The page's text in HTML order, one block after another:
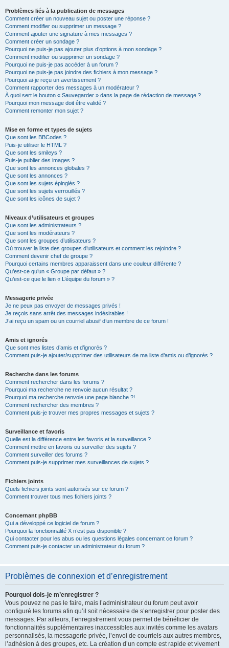
Problèmes liés à la publication de messages
Comment créer un nouveau sujet ou poster une réponse ?
Comment modifier ou supprimer un message ?
Comment ajouter une signature à mes messages ?
Comment créer un sondage ?
Pourquoi ne puis-je pas ajouter plus d’options à mon sondage ?
Comment modifier ou supprimer un sondage ?
Pourquoi ne puis-je pas accéder à un forum ?
Pourquoi ne puis-je pas joindre des fichiers à mon message ?
Pourquoi ai-je reçu un avertissement ?
Comment rapporter des messages à un modérateur ?
À quoi sert le bouton « Sauvegarder » dans la page de rédaction de message ?
Pourquoi mon message doit être validé ?
Comment remonter mon sujet ?
Mise en forme et types de sujets
Que sont les BBCodes ?
Puis-je utiliser le HTML ?
Que sont les smileys ?
Puis-je publier des images ?
Que sont les annonces globales ?
Que sont les annonces ?
Que sont les sujets épinglés ?
Que sont les sujets verrouillés ?
Que sont les icônes de sujet ?
Niveaux d’utilisateurs et groupes
Que sont les administrateurs ?
Que sont les modérateurs ?
Que sont les groupes d’utilisateurs ?
Où trouver la liste des groupes d’utilisateurs et comment les rejoindre ?
Comment devenir chef de groupe ?
Pourquoi certains membres apparaissent dans une couleur différente ?
Qu’est-ce qu’un « Groupe par défaut » ?
Qu’est-ce que le lien « L’équipe du forum » ?
Messagerie privée
Je ne peux pas envoyer de messages privés !
Je reçois sans arrêt des messages indésirables !
J’ai reçu un spam ou un courriel abusif d’un membre de ce forum !
Amis et ignorés
Que sont mes listes d’amis et d’ignorés ?
Comment puis-je ajouter/supprimer des utilisateurs de ma liste d’amis ou d’ignorés ?
Recherche dans les forums
Comment rechercher dans les forums ?
Pourquoi ma recherche ne renvoie aucun résultat ?
Pourquoi ma recherche renvoie une page blanche ?!
Comment rechercher des membres ?
Comment puis-je trouver mes propres messages et sujets ?
Surveillance et favoris
Quelle est la différence entre les favoris et la surveillance ?
Comment mettre en favoris ou surveiller des sujets ?
Comment surveiller des forums ?
Comment puis-je supprimer mes surveillances de sujets ?
Fichiers joints
Quels fichiers joints sont autorisés sur ce forum ?
Comment trouver tous mes fichiers joints ?
Concernant phpBB
Qui a développé ce logiciel de forum ?
Pourquoi la fonctionnalité X n’est pas disponible ?
Qui contacter pour les abus ou les questions légales concernant ce forum ?
Comment puis-je contacter un administrateur du forum ?
Problèmes de connexion et d’enregistrement
Pourquoi dois-je m’enregistrer ?
Vous pouvez ne pas le faire, mais l’administrateur du forum peut avoir
configuré les forums afin qu’il soit nécessaire de s’enregistrer pour poster des
messages. Par ailleurs, l’enregistrement vous permet de bénéficier de
fonctionnalités supplémentaires inaccessibles aux invités comme les avatars
personnalisés, la messagerie privée, l’envoi de courriels aux autres membres,
l’adhésion à des groupes, etc. La création d’un compte est rapide et vivement